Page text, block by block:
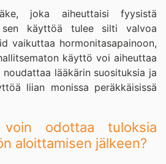
joka aiheuttaisi fyysistä
sen käyttöä tulee silti valvoa
vaikuttaa hormonitasapainoon,
käyttö voi aiheuttaa
lääkärin suosituksia ja
liian monissa peräkkäisissä
odottaa tuloksia
aloittamisen jälkeen?